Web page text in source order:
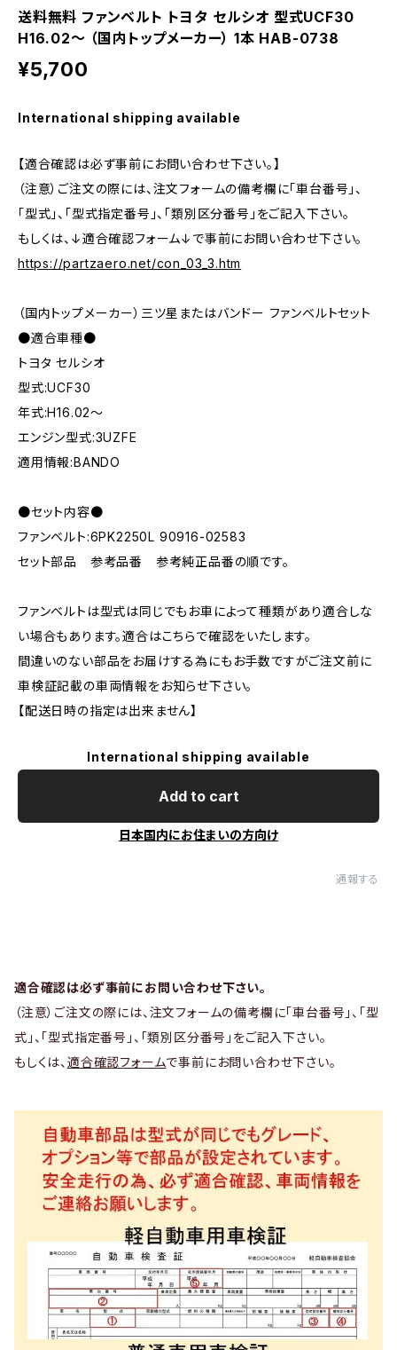
送料無料 ファンベルト トヨタ セルシオ 型式UCF30
H16.02～ （国内トップメーカー） 1本 HAB-0738
¥5,700
International shipping available
【適合確認は必ず事前にお問い合わせ下さい。】
（注意）ご注文の際には、注文フォームの備考欄に「車台番号」、
「型式」、「型式指定番号」、「類別区分番号」をご記入下さい。
もしくは、↓適合確認フォーム↓で事前にお問い合わせ下さい。
https://partzaero.net/con_03_3.htm
（国内トップメーカー）三ツ星またはバンドー ファンベルトセット
●適合車種●
トヨタ セルシオ
型式:UCF30
年式:H16.02～
エンジン型式:3UZFE
適用情報:BANDO
●セット内容●
ファンベルト:6PK2250L 90916-02583
セット部品 参考品番 参考純正品番の順です。
ファンベルトは型式は同じでもお車によって種類があり適合しな
い場合もあります。適合はこちらで確認をいたします。
間違いのない部品をお届けする為にもお手数ですがご注文前に
車検証記載の車両情報をお知らせ下さい。
【配送日時の指定は出来ません】
International shipping available
Add to cart
日本国内にお住まいの方向け
通報する
適合確認は必ず事前にお問い合わせ下さい。
（注意）ご注文の際には、注文フォームの備考欄に「車台番号」、「型
式」、「型式指定番号」、「類別区分番号」をご記入下さい。
もしくは、 適合確認フォームで事前にお問い合わせ下さい。